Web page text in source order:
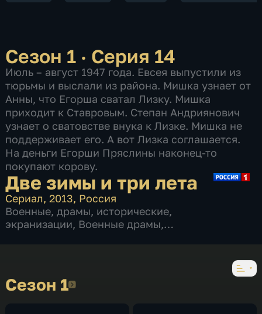
Сезон 1 · Серия 14
Июль – август 1947 года. Евсея выпустили из
тюрьмы и выслали из района. Мишка узнает от
Анны, что Егорша сватал Лизку. Мишка
приходит к Ставровым. Степан Андриянович
узнает о сватовстве внука к Лизке. Мишка не
поддерживает его. А вот Лизка соглашается.
На деньги Егорши Пряслины наконец-то
покупают корову.
Две зимы и три лета
Сериал,2013, Россия
Военные,драмы, исторические,
экранизации, Военные драмы,
Сезон 1Сезон 1